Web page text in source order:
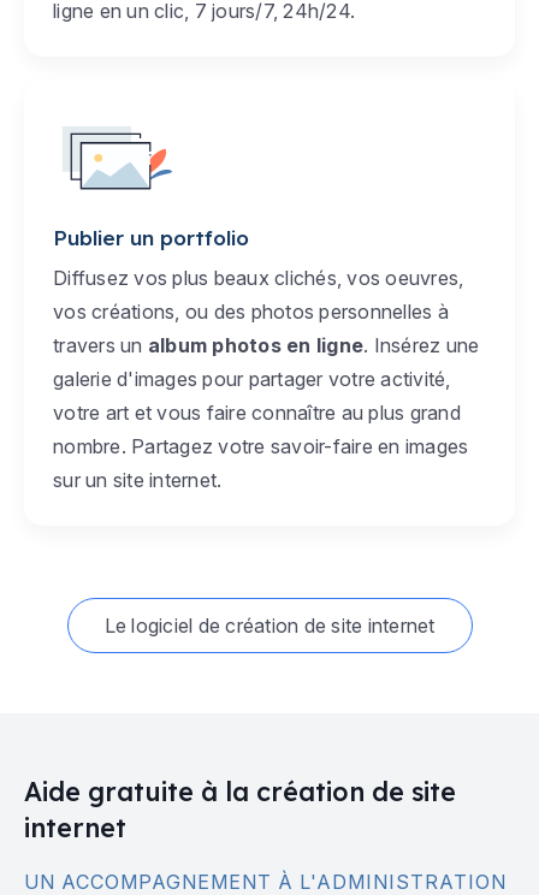
ligne en un clic, 7 jours/7, 24h/24.
Publier un portfolio
Diffusez vos plus beaux clichés, vos oeuvres,
vos créations, ou des photos personnelles à
travers un album photos en ligne. Insérez une
galerie d'images pour partager votre activité,
votre art et vous faire connaître au plus grand
nombre. Partagez votre savoir-faire en images
sur un site internet.
Le logiciel de création de site internet
Aide gratuite à la création de site
internet
UN ACCOMPAGNEMENT À L'ADMINISTRATION